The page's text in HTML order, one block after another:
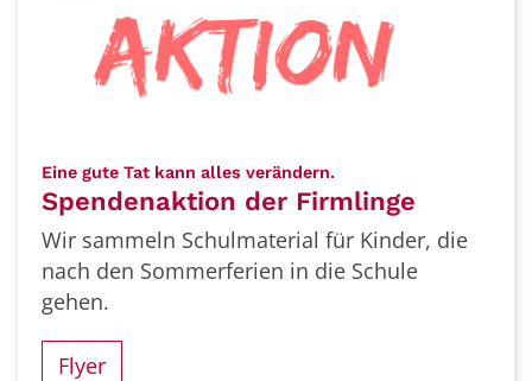
Eine gute Tat kann alles verändern.
Spendenaktion der Firmlinge
Wir sammeln Schulmaterial für Kinder, die
nach den Sommerferien in die Schule
gehen.
Flyer